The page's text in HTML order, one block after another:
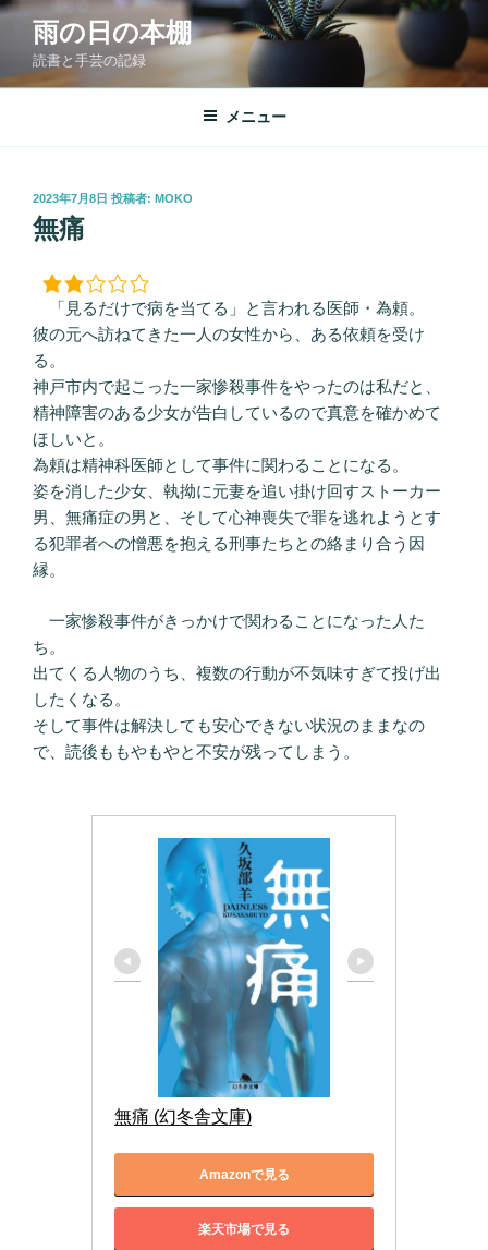
コ
ン
へ
雨の日の本棚
読書と手芸の記録
メニュー
投
稿
日:
2023年7月8日 投稿者: MOKO
無痛
「見るだけで病を当てる」と言われる医師・為頼。
彼の元へ訪ねてきた一人の女性から、ある依頼を受け
る。
神戸市内で起こった一家惨殺事件をやったのは私だと、
精神障害のある少女が告白しているので真意を確かめて
ほしいと。
為頼は精神科医師として事件に関わることになる。
姿を消した少女、執拗に元妻を追い掛け回すストーカー
男、無痛症の男と、そして心神喪失で罪を逃れようとす
る犯罪者への憎悪を抱える刑事たちとの絡まり合う因
縁。
一家惨殺事件がきっかけで関わることになった人た
ち。
出てくる人物のうち、複数の行動が不気味すぎて投げ出
したくなる。
そして事件は解決しても安心できない状況のままなの
で、読後ももやもやと不安が残ってしまう。
無痛 (幻冬舎文庫)
Amazonで見る
楽天市場で見る